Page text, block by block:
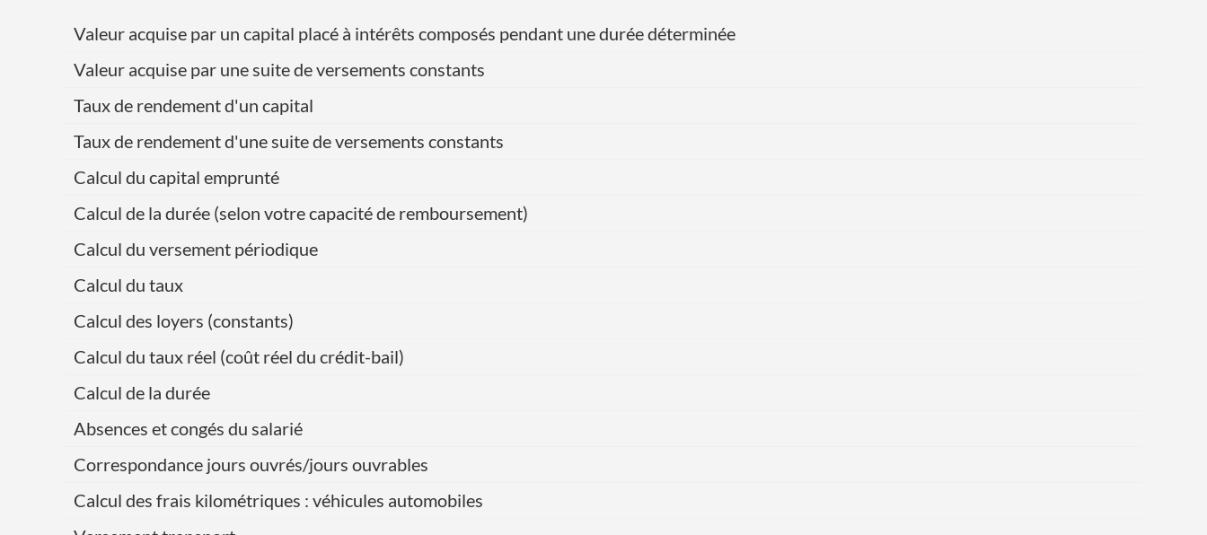
Valeur acquise par un capital placé à intérêts composés pendant une durée déterminée
Valeur acquise par une suite de versements constants
Taux de rendement d'un capital
Taux de rendement d'une suite de versements constants
Calcul du capital emprunté
Calcul de la durée (selon votre capacité de remboursement)
Calcul du versement périodique
Calcul du taux
Calcul des loyers (constants)
Calcul du taux réel (coût réel du crédit-bail)
Calcul de la durée
Absences et congés du salarié
Correspondance jours ouvrés/jours ouvrables
Calcul des frais kilométriques : véhicules automobiles